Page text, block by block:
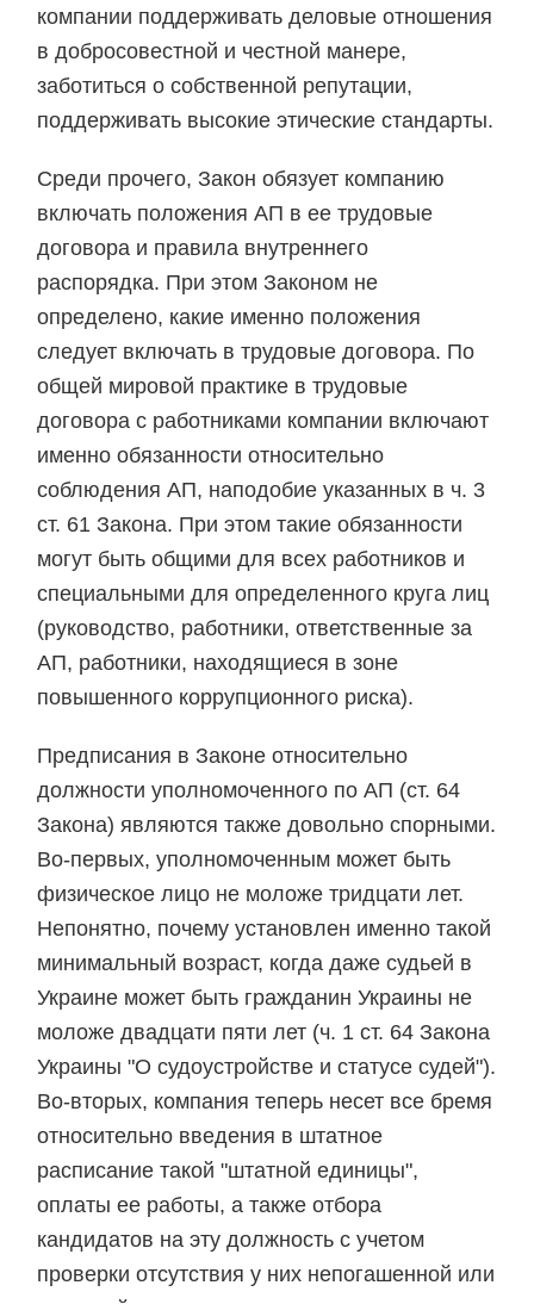
компании поддерживать деловые отношения
в добросовестной и честной манере,
заботиться о собственной репутации,
поддерживать высокие этические стандарты.
Среди прочего, Закон обязует компанию
включать положения АП в ее трудовые
договора и правила внутреннего
распорядка. При этом Законом не
определено, какие именно положения
следует включать в трудовые договора. По
общей мировой практике в трудовые
договора с работниками компании включают
именно обязанности относительно
соблюдения АП, наподобие указанных в ч. 3
ст. 61 Закона. При этом такие обязанности
могут быть общими для всех работников и
специальными для определенного круга лиц
(руководство, работники, ответственные за
АП, работники, находящиеся в зоне
повышенного коррупционного риска).
Предписания в Законе относительно
должности уполномоченного по АП (ст. 64
Закона) являются также довольно спорными.
Во-первых, уполномоченным может быть
физическое лицо не моложе тридцати лет.
Непонятно, почему установлен именно такой
минимальный возраст, когда даже судьей в
Украине может быть гражданин Украины не
моложе двадцати пяти лет (ч. 1 ст. 64 Закона
Украины "О судоустройстве и статусе судей").
Во-вторых, компания теперь несет все бремя
относительно введения в штатное
расписание такой "штатной единицы",
оплаты ее работы, а также отбора
кандидатов на эту должность с учетом
проверки отсутствия у них непогашенной или